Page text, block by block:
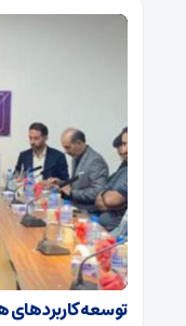
توسعه